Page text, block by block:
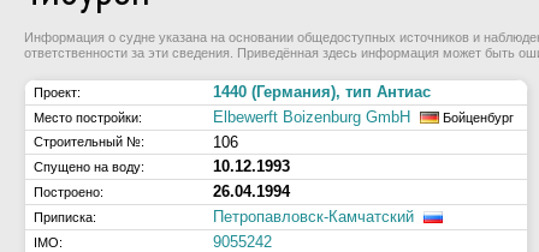
Информация о судне указана на основании общедоступных источников и
ответственности за эти сведения. Приведённая здесь информация может быть
Проект: 1440 (Германия), тип Антиас
Место постройки: Elbewerft Boizenburg GmbH
Бойценбург
Строительный №:
106
Спущено на воду: 10.12.1993
Построено: 26.04.1994
Приписка: Петропавловск-Камчатский
IMO: 9055242